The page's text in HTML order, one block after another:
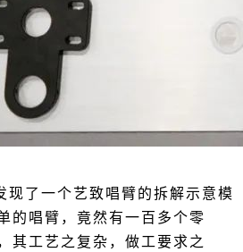
现了一个艺致唱臂的拆解示意模
的唱臂，竟然有一百多个零
其工艺之复杂，做工要求之